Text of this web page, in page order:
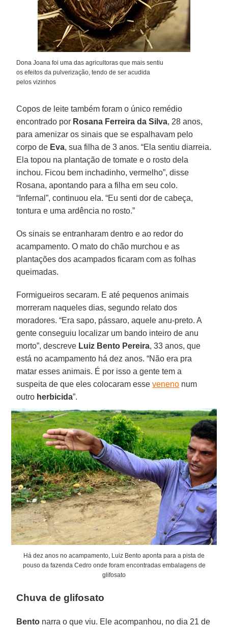
Dona Joana foi uma das agricultoras que mais sentiu
os efeitos da pulverização, tendo de ser acudida
pelos vizinhos
Copos de leite também foram o único remédio
encontrado por Rosana Ferreira da Silva, 28 anos,
para amenizar os sinais que se espalhavam pelo
corpo de Eva, sua filha de 3 anos. “Ela sentiu diarreia.
Ela topou na plantação de tomate e o rosto dela
inchou. Ficou bem inchadinho, vermelho”, disse
Rosana, apontando para a filha em seu colo.
“Infernal”, continuou ela. “Eu senti dor de cabeça,
tontura e uma ardência no rosto.”
Os sinais se entranharam dentro e ao redor do
acampamento. O mato do chão murchou e as
plantações dos acampados ficaram com as folhas
queimadas.
Formigueiros secaram. E até pequenos animais
morreram naqueles dias, segundo relato dos
moradores. “Era sapo, pássaro, aquele anu-preto. A
gente conseguiu localizar um bando inteiro de anu
morto”, descreve Luiz Bento Pereira, 33 anos, que
está no acampamento há dez anos. “Não era pra
matar esses animais. É por isso a gente tem a
suspeita de que eles colocaram esseveneno num
outro herbicida”.
Há dez anos no acampamento, Luiz Bento aponta para a pista de
pouso da fazenda Cedro onde foram encontradas embalagens de
glifosato
Chuva de glifosato
Bento narra o que viu. Ele acompanhou, no dia 21 de